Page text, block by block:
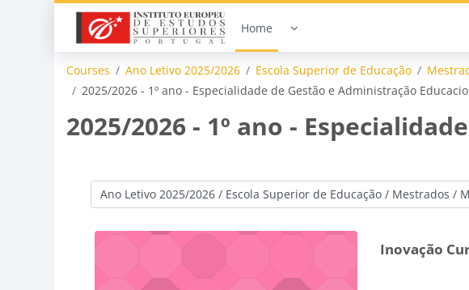
Skip to main content
Home
Courses Ano Letivo 2025/2026 Escola Superior de Educação
2025/2026 - 1º ano - Especialidade de Gestão e Administração
2025/2026 - 1º ano -
Course categories
Inovação